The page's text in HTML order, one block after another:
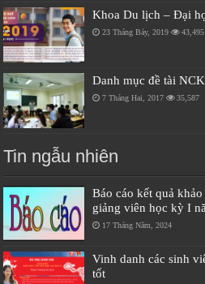
Khoa Du lịch – Đại
23 Tháng Bảy, 2019 43,495
Danh mục đề tài
7 Tháng Hai, 2017 35,587
Tin ngẫu nhiên
Báo cáo kết quả
giảng viên học kỳ I
17 Tháng Năm, 2024
Vinh danh các sinh
tốt